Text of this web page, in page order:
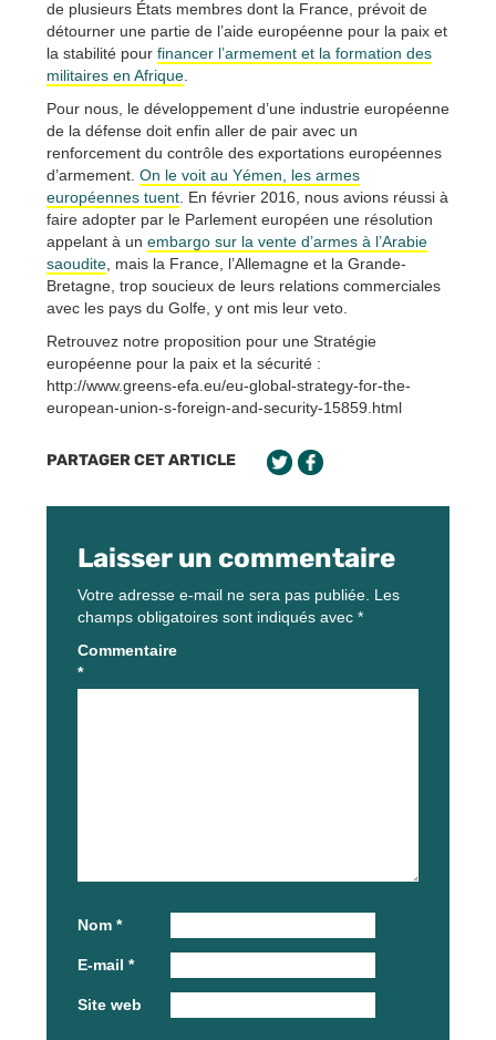
de plusieurs États membres dont la France, prévoit de
détourner une partie de l’aide européenne pour la paix et
la stabilité pour financer l’armement et la formation des
militaires en Afrique.
Pour nous, le développement d’une industrie européenne
de la défense doit enfin aller de pair avec un
renforcement du contrôle des exportations européennes
d’armement. On le voit au Yémen, les armes
européennes tuent. En février 2016, nous avions réussi à
faire adopter par le Parlement européen une résolution
appelant à un embargo sur la vente d’armes à l’Arabie
saoudite, mais la France, l’Allemagne et la Grande-
Bretagne, trop soucieux de leurs relations commerciales
avec les pays du Golfe, y ont mis leur veto.
Retrouvez notre proposition pour une Stratégie
européenne pour la paix et la sécurité :
http://www.greens-efa.eu/eu-global-strategy-for-the-
european-union-s-foreign-and-security-15859.html
PARTAGER CET ARTICLE
Laisser un commentaire
Votre adresse e-mail ne sera pas publiée. Les
champs obligatoires sont indiqués avec *
Commentaire
*
Nom *
E-mail *
Site web